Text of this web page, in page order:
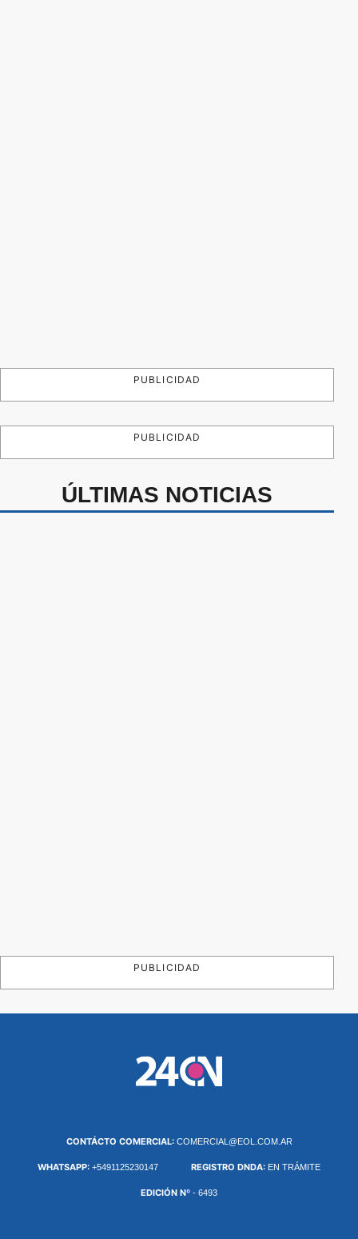
PUBLICIDAD
PUBLICIDAD
ÚLTIMAS NOTICIAS
PUBLICIDAD
CONTÁCTO COMERCIAL: COMERCIAL@EOL.COM.AR
WHATSAPP: +5491125230147 REGISTRO DNDA: EN TRÁMITE
EDICIÓN Nº - 6493